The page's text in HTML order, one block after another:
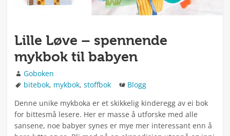
Lille Løve – spennende
mykbok til babyen
Forfatter
Goboken
Stikkord
bitebok, mykbok, stoffbok Kategorier
Blogg
Denne unike mykboka er et skikkelig kinderegg av ei bok
for bittesmå lesere. Her er masse å utforske med alle
sansene, noe babyer synes er mye mer interessant enn å